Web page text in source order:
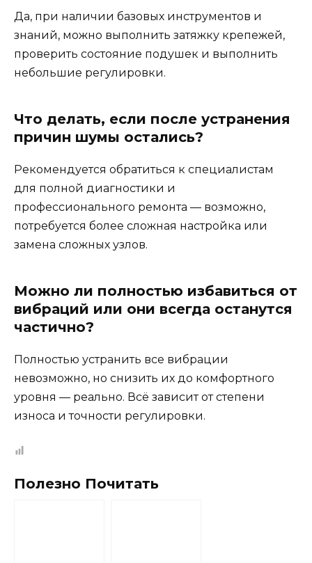
Да, при наличии базовых инструментов и
знаний, можно выполнить затяжку крепежей,
проверить состояние подушек и выполнить
небольшие регулировки.
Что делать, если после устранения
причин шумы остались?
Рекомендуется обратиться к специалистам
для полной диагностики и
профессионального ремонта — возможно,
потребуется более сложная настройка или
замена сложных узлов.
Можно ли полностью избавиться от
вибраций или они всегда останутся
частично?
Полностью устранить все вибрации
невозможно, но снизить их до комфортного
уровня — реально. Всё зависит от степени
износа и точности регулировки.
Полезно Почитать